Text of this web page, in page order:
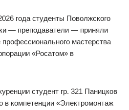
года студенты Поволжского
— преподаватели — приняли
мастерства
«Росатом» в
студент гр. 321 Паницков
в компетенции «Электромонтаж